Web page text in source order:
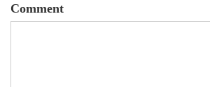
Comment